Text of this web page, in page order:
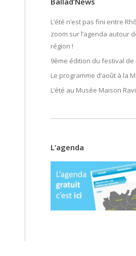
L’été n’est pas fini entre
zoom sur l’agenda autour
région !
9ème édition du festival
Le programme d’août à la
L’été au Musée Maison
L’agenda